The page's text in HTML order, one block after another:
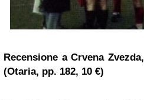
Recensione a Crvena Zvezda,
(Otaria, pp. 182, 10 €)